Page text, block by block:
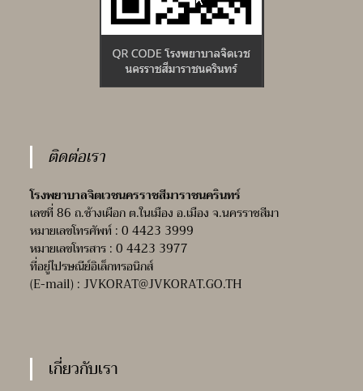
ติดต่อเรา
โรงพยาบาลจิตเวชนครราชสีมาราชนครินทร์
เลขที่ 86 ถ.ช้างเผือก ต.ในเมือง อ.เมือง จ.นครราชสีมา
หมายเลขโทรศัพท์ : 0 4423 3999
หมายเลขโทรสาร : 0 4423 3977
ที่อยู่ไปรษณีย์อิเล็กทรอนิกส์
(E-mail) : JVKORAT@JVKORAT.GO.TH
เกี่ยวกับเรา